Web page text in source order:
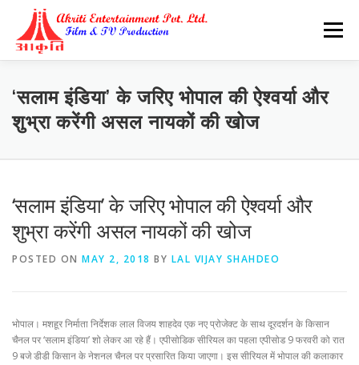
content
Menu
‘सलाम इंडिया’ के जरिए भोपाल की ऐश्वर्या और
शुभ्रा करेंगी असल नायकों की खोज
‘सलाम इंडिया’ के जरिए भोपाल की ऐश्वर्या और
शुभ्रा करेंगी असल नायकों की खोज
POSTED ON MAY 2, 2018 BY LAL VIJAY SHAHDEO
भोपाल। मशहूर निर्माता निर्देशक लाल विजय शाहदेव एक नए प्रोजेक्ट के साथ दूरदर्शन के किसान
चैनल पर ‘सलाम इंडिया’ शो लेकर आ रहे हैं। एपीसोडिक सीरियल का पहला एपीसोड 9 फरवरी को रात
9 बजे डीडी किसान के नेशनल चैनल पर प्रसारित किया जाएगा। इस सीरियल में भोपाल की कलाकार